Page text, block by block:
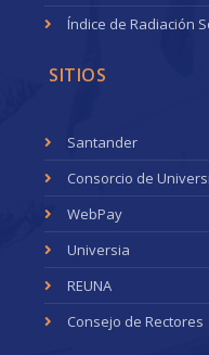
Índice de Radiación
SITIOS
Santander
Consorcio de
WebPay
Universia
REUNA
Consejo de Rectores